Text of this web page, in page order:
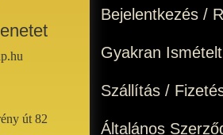
út 82
Bejelentkezés /
Gyakran
Szállítás /
Általános